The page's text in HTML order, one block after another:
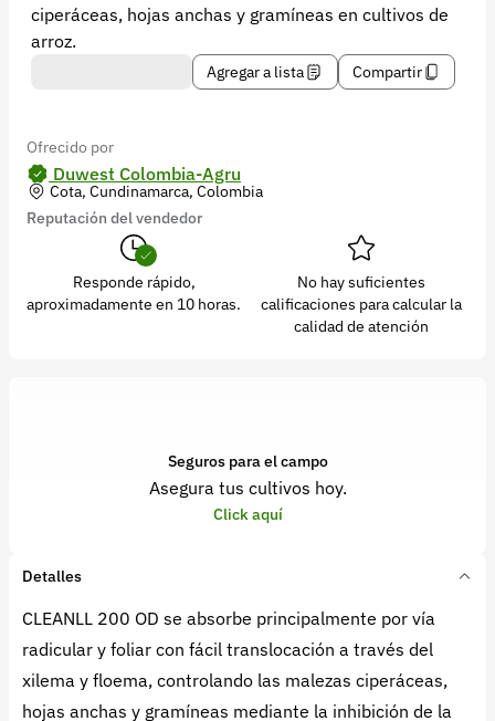
ciperáceas, hojas anchas y gramíneas en cultivos de
arroz.
Agregar a lista Compartir
Ofrecido por
Duwest Colombia-Agru
Cota, Cundinamarca, Colombia
Reputación del vendedor
Responde rápido,
aproximadamente en 10 horas.
No hay suficientes
calificaciones para calcular la
calidad de atención
Seguros para el campo
Asegura tus cultivos hoy.
Click aquí
Detalles
CLEANLL 200 OD se absorbe principalmente por vía
radicular y foliar con fácil translocación a través del
xilema y floema, controlando las malezas ciperáceas,
hojas anchas y gramíneas mediante la inhibición de la
© 2026 Croper.com Todos los derechos reservados
Síguenos